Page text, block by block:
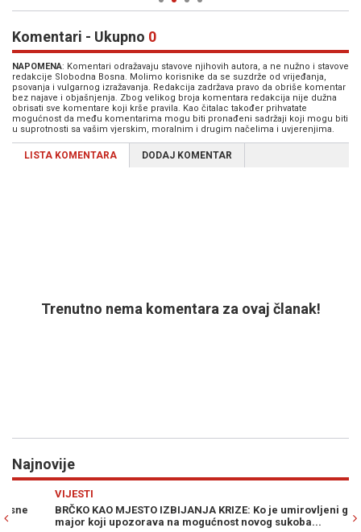
Komentari - Ukupno 0
NAPOMENA: Komentari odražavaju stavove njihovih autora, a ne nužno i stavove
redakcije Slobodna Bosna. Molimo korisnike da se suzdrže od vrijeđanja,
psovanja i vulgarnog izražavanja. Redakcija zadržava pravo da obriše komentar
bez najave i objašnjenja. Zbog velikog broja komentara redakcija nije dužna
obrisati sve komentare koji krše pravila. Kao čitalac također prihvatate
mogućnost da među komentarima mogu biti pronađeni sadržaji koji mogu biti
u suprotnosti sa vašim vjerskim, moralnim i drugim načelima i uvjerenjima.
LISTA KOMENTARA DODAJ KOMENTAR
Trenutno nema komentara za ovaj članak!
Najnovije
BRČKO KAO MJESTO IZBIJANJA KRIZE: Ko je umirovljeni general-
major koji upozorava na mogućnost novog sukoba...